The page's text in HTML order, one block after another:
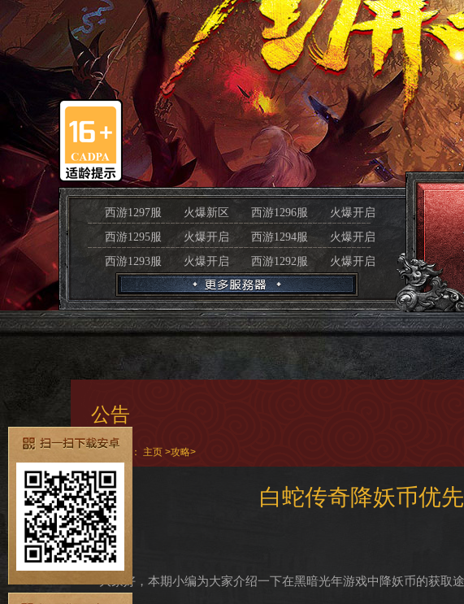
西游1297服 火爆新区 西游1296服
火爆开启
西游1295服
火爆开启 西游1294服
火爆开启
西游1293服
火爆开启 西游1292服 火爆开启
公告
当前位置： 主页 >攻略>
白蛇传奇降妖币优
大家好，本期小编为大家介绍一下在黑暗光年游戏中降妖币的获